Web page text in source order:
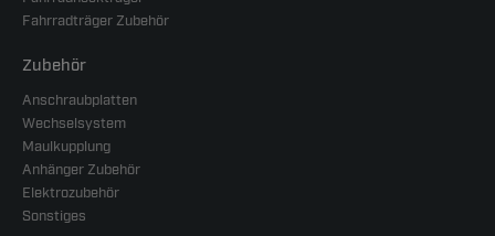
Fahrradträger Zubehör
Zubehör
Anschraubplatten
Wechselsystem
Maulkupplung
Anhänger Zubehör
Elektrozubehör
Sonstiges